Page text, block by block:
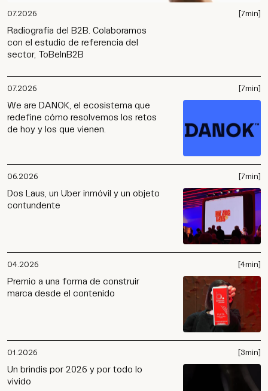
07.2026
Radiografía del B2B. Colaboramos
con el estudio de referencia del
sector, ToBeInB2B
[7min]
07.2026
We are DANOK, el ecosistema que
redefine cómo resolvemos los retos
de hoy y los que vienen.
[7min]
06.2026
Dos Laus, un Uber inmóvil y un objeto
contundente
[7min]
04.2026
Premio a una forma de construir
marca desde el contenido
[4min]
01.2026
Un brindis por 2026 y por todo lo
vivido
[3min]